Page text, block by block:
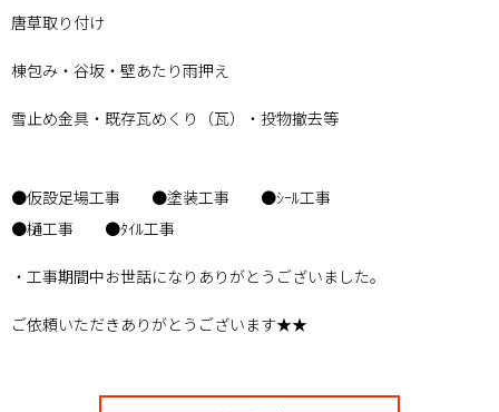
唐草取り付け
棟包み・谷坂・壁あたり雨押え
雪止め金具・既存瓦めくり（瓦）・投物撤去等
●仮設足場工事 ●塗装工事 ●ｼｰﾙ工事
●樋工事 ●ﾀｲﾙ工事
・工事期間中お世話になりありがとうございました。
ご依頼いただきありがとうございます★★